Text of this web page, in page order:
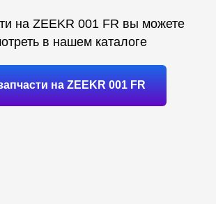
на ZEEKR 001 FR вы можете
в нашем каталоге
на ZEEKR 001 FR